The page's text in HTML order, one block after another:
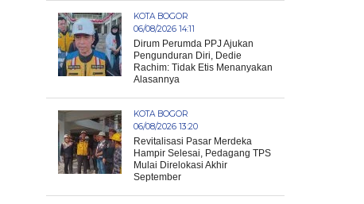
KOTA BOGOR
06/08/2026 14:11
Dirum Perumda PPJ Ajukan
Pengunduran Diri, Dedie
Rachim: Tidak Etis Menanyakan
Alasannya
KOTA BOGOR
06/08/2026 13:20
Revitalisasi Pasar Merdeka
Hampir Selesai, Pedagang TPS
Mulai Direlokasi Akhir
September